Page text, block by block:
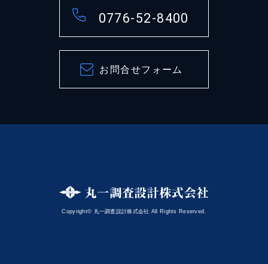
0776-52-8400
お問合せフォーム
Copyright© 丸一調査設計株式会社 All Rights Reserved.